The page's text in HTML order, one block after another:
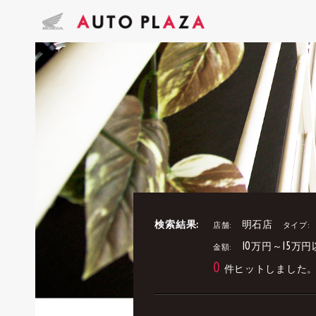
検索結果: 店舗: 明石店 タイプ:
金額: 10万円～15万円
0 件ヒットしました。